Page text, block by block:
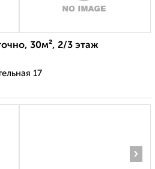
30м², 2/3 этаж
17
›